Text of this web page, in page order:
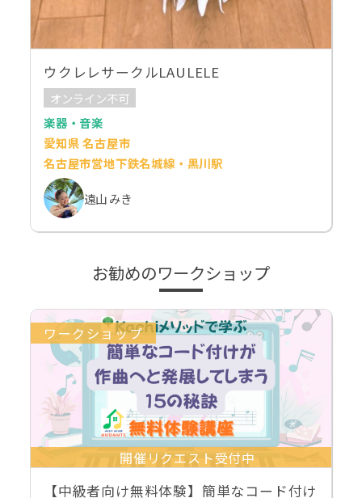
ウクレレサークルLAULELE
オンライン不可
楽器・音楽
愛知県 名古屋市
名古屋市営地下鉄名城線・黒川駅
遠山 みき
お勧めのワークショップ
ワークショップ
開催リクエスト受付中
【中級者向け無料体験】簡単なコード付け